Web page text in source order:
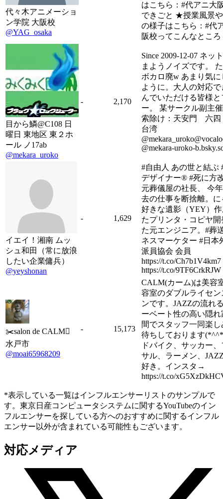
代々木アニメーショ
ン学院 大阪校
@YAG_osaka
はこちら：#代アニ大
できごと ★授業風景
の様子はこちら：#代
阪校ってこんなところ
目から鱗@C108 日
曜日 東地区 東２ホ
ール ノ17ab
@mekara_uroko
- 2,170
Since 2009-12-07 ネッ
まようノイズです。
ボカロ廃w あまり気に
ように。大人の対応
んでいただける皆様
ー。 某サークル副主
索除け：天安門 六
台湾
@mekara-uroko-
イエイ！湘南 ムッ
シュ和田（常に放浪
したい企業傭兵）
@yeyshonan
- 1,629
#自由人 あの世と結ぶ
デザイナー® #死に方
元葬儀屋の社長、 今
去の仕事を断捨離。に
好きな遺影（YEY）
たプリンタ・コピヤ開
た元エンジニア。#葬
ネスマーケター #日本
派員協会 会員
https://t.co/Ch7b1V4km7
https://t.co/9TF6CrkRJW
✂️salon de CALM
水戸市
@moai65968209
- 15,173
CALM(カーム)は美容
容室のダブルライセン
ンです。JAZZの流れ
ーベート性の高い隠れ
間でスタッフ一同楽
待ちしております
ドバイク、サッカー
サル、ラーメン、
好き。インスタ→
https://t.co/
*表示している一覧はインフルエンサーリストのサンプルで
す。東京日産コンピュータシステムに関するYouTubeのイン
フルエンサーを探している方へのおすすめに関するインフル
エンサー以外が含まれている可能性もございます。
対応メディア